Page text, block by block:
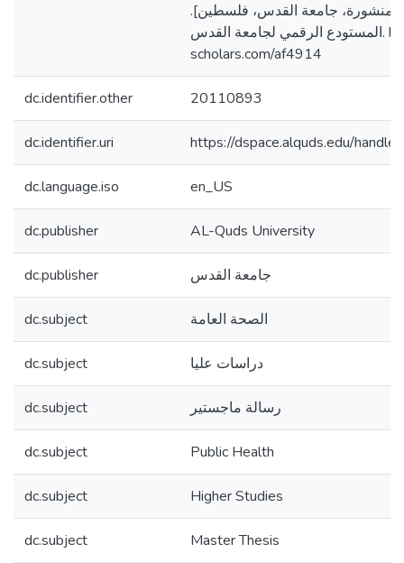
منشورة، جامعة القدس، فلسطين].
المستودع الرقمي لجامعة القدس. https://arab-
scholars.com/af4914
dc.identifier.other 20110893
dc.identifier.uri https://dspace.alquds.edu/
dc.language.iso en_US
dc.publisher AL-Quds University
dc.publisher جامعة القدس
dc.subject الصحة العامة
dc.subject دراسات عليا
dc.subject رسالة ماجستير
dc.subject Public Health
dc.subject Higher Studies
dc.subject Master Thesis